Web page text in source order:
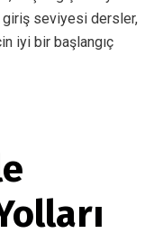
giriş seviyesi dersler,
iyi bir başlangıç